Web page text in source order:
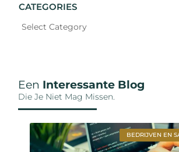
CATEGORIES
Een Interessante Blog
Die Je Niet Mag Missen.
BEDRIJVEN EN